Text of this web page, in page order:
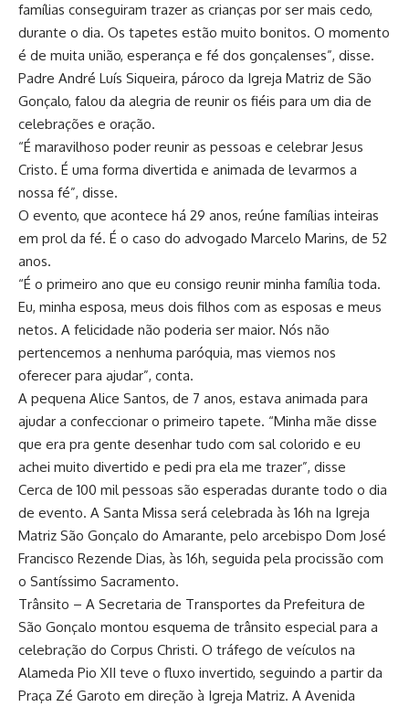
famílias conseguiram trazer as crianças por ser mais cedo,
durante o dia. Os tapetes estão muito bonitos. O momento
é de muita união, esperança e fé dos gonçalenses”, disse.
Padre André Luís Siqueira, pároco da Igreja Matriz de São
Gonçalo, falou da alegria de reunir os fiéis para um dia de
celebrações e oração.
“É maravilhoso poder reunir as pessoas e celebrar Jesus
Cristo. É uma forma divertida e animada de levarmos a
nossa fé”, disse.
O evento, que acontece há 29 anos, reúne famílias inteiras
em prol da fé. É o caso do advogado Marcelo Marins, de 52
anos.
“É o primeiro ano que eu consigo reunir minha família toda.
Eu, minha esposa, meus dois filhos com as esposas e meus
netos. A felicidade não poderia ser maior. Nós não
pertencemos a nenhuma paróquia, mas viemos nos
oferecer para ajudar”, conta.
A pequena Alice Santos, de 7 anos, estava animada para
ajudar a confeccionar o primeiro tapete. “Minha mãe disse
que era pra gente desenhar tudo com sal colorido e eu
achei muito divertido e pedi pra ela me trazer”, disse
Cerca de 100 mil pessoas são esperadas durante todo o dia
de evento. A Santa Missa será celebrada às 16h na Igreja
Matriz São Gonçalo do Amarante, pelo arcebispo Dom José
Francisco Rezende Dias, às 16h, seguida pela procissão com
o Santíssimo Sacramento.
Trânsito – A Secretaria de Transportes da Prefeitura de
São Gonçalo montou esquema de trânsito especial para a
celebração do Corpus Christi. O tráfego de veículos na
Alameda Pio XII teve o fluxo invertido, seguindo a partir da
Praça Zé Garoto em direção à Igreja Matriz. A Avenida